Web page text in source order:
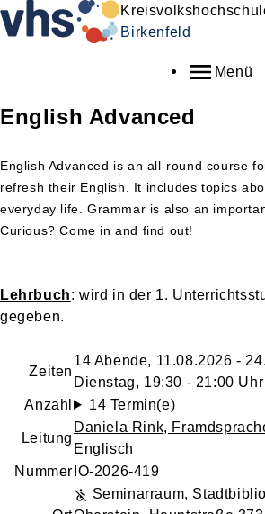
Birkenfeld
Menü
English Advanced
English Advanced is an all-round course
refresh their English. It includes topics
everyday life. Grammar is also an
Curious? Come in and find out!
Lehrbuch: wird in der 1.
gegeben.
Zeiten
14 Abende, 11.08.2026 -
Dienstag, 19:30 - 21:00 Uhr
Anzahl
14 Termin(e)
Leitung
Daniela Rink,
Englisch
Nummer IO-2026-419
Seminarraum,